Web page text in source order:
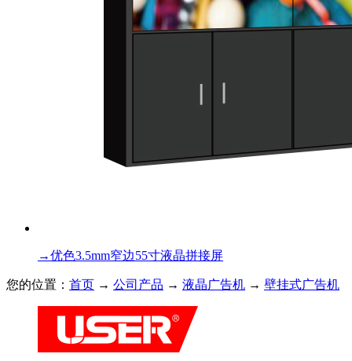
→优色3.5mm窄边55寸液晶拼接屏
您的位置： 首页 → 公司产品 → 液晶广告机 → 壁挂式广告机